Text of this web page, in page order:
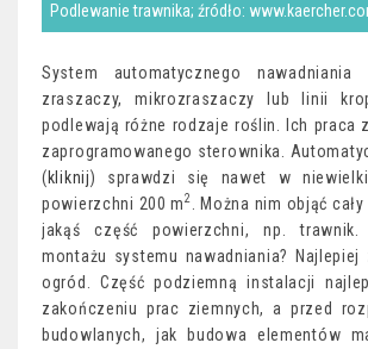
Podlewanie trawnika; źródło:
System automatycznego
zraszaczy, mikrozraszaczy lub linii
podlewają różne rodzaje roślin. Ich praca
zaprogramowanego sterownika.
(kliknij) sprawdzi się nawet w
powierzchni 200 m2
. Można nim objąć
jakąś część powierzchni, np. trawnik.
montażu systemu nawadniania? Najlepiej
ogród. Część podziemną instalacji
zakończeniu prac ziemnych, a przed
budowlanych, jak budowa elementów